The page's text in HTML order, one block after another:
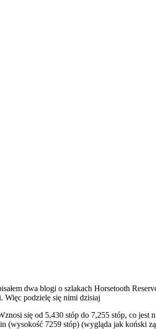
dwa blogi o szlakach Horsetooth
Więc podzielę się nimi dzisiaj
się od 5,430 stóp do 7,255 stóp, co jest
(wysokość 7259 stóp) (wygląda jak koński